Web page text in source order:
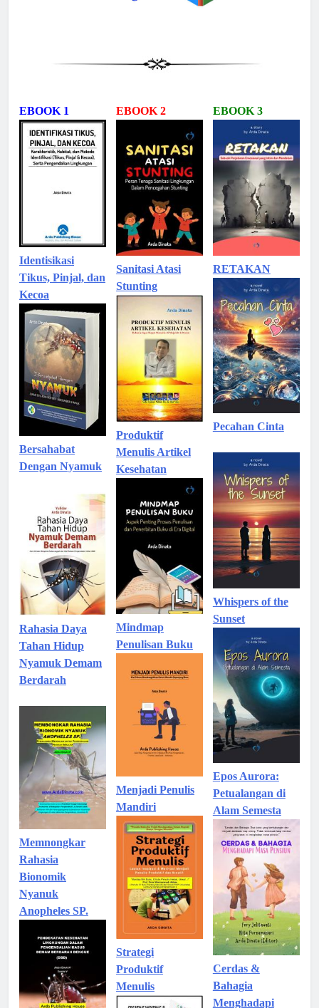
EBOOK 1
Identisikasi
Tikus, Pinjal, dan
Kecoa
Bersahabat
Dengan Nyamuk
Rahasia Daya
Tahan Hidup
Nyamuk Demam
Berdarah
Memnongkar
Rahasia
Bionomik
Nyanuk
Anopheles SP.
EBOOK 2
Sanitasi Atasi
Stunting
Produktif
Menulis Artikel
Kesehatan
Mindmap
Penulisan Buku
Menjadi Penulis
Mandiri
Strategi
Produktif
Menulis
EBOOK 3
RETAKAN
Pecahan Cinta
Whispers of the
Sunset
Epos Aurora:
Petualangan di
Alam Semesta
Cerdas &
Bahagia
Menghadapi